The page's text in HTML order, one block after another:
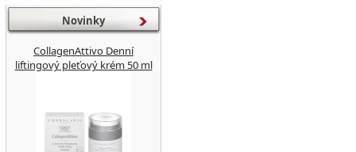
Novinky
CollagenAttivo Denní
liftingový pleťový krém 50 ml